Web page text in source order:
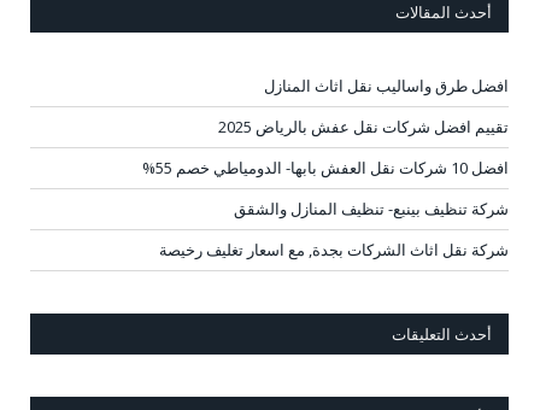
أحدث المقالات
افضل طرق واساليب نقل اثاث المنازل
تقييم افضل شركات نقل عفش بالرياض 2025
افضل 10 شركات نقل العفش بابها- الدومياطي خصم 55%
شركة تنظيف بينبع- تنظيف المنازل والشقق
شركة نقل اثاث الشركات بجدة, مع اسعار تغليف رخيصة
أحدث التعليقات